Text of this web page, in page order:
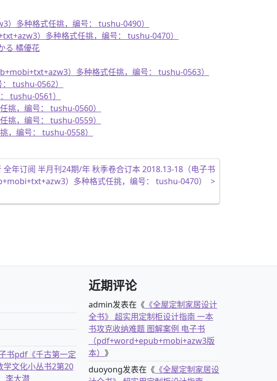
多种格式任挑，编号： tushu-0490）
）多种格式任挑，编号： tushu-0470）
る 橘優花
）多种格式任挑，编号： tushu-0563）
tushu-0562）
tushu-0561）
，编号： tushu-0560）
，编号： tushu-0559）
编号： tushu-0558）
全年订阅 半月刊24期/年 秋季卷合订本 2018.13-18（电子书
）多种格式任挑，编号： tushu-0470）
>
书pdf《千古第一定
学文化小丛书2第20
李大潜
近期评论
admin发表在《 《全屋定制家居设计
全书》 超实用定制柜设计指南 一本
书攻克收纳难题 图解案例 电子书
（pdf+word+epub+mobi+azw3版
本） 》
duoyong发表在《 《全屋定制家居设